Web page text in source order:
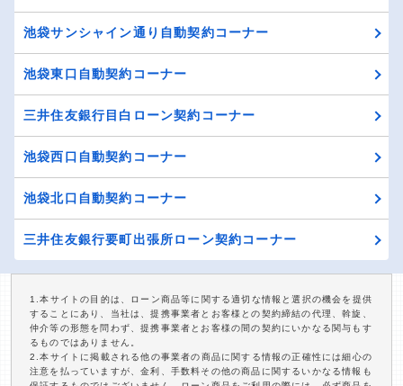
池袋サンシャイン通り自動契約コーナー
池袋東口自動契約コーナー
三井住友銀行目白ローン契約コーナー
池袋西口自動契約コーナー
池袋北口自動契約コーナー
三井住友銀行要町出張所ローン契約コーナー
1.本サイトの目的は、ローン商品等に関する適切な情報と選択の機会を提供
することにあり、当社は、提携事業者とお客様との契約締結の代理、斡旋、
仲介等の形態を問わず、提携事業者とお客様の間の契約にいかなる関与もす
るものではありません。
2.本サイトに掲載される他の事業者の商品に関する情報の正確性には細心の
注意を払っていますが、金利、手数料その他の商品に関するいかなる情報も